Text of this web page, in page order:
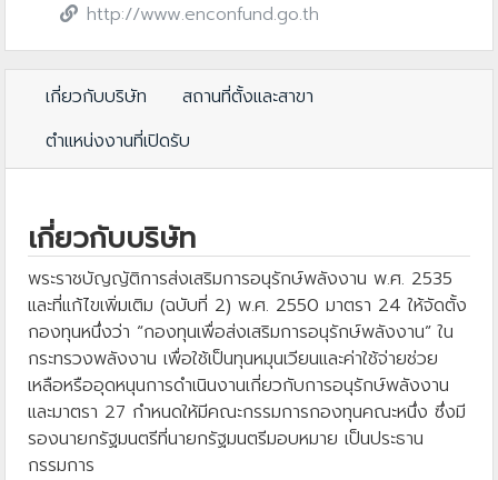
http://www.enconfund.go.th
เกี่ยวกับบริษัท
สถานที่ตั้งและสาขา
ตำแหน่งงานที่เปิดรับ
เกี่ยวกับบริษัท
พระราชบัญญัติการส่งเสริมการอนุรักษ์พลังงาน พ.ศ. 2535
และที่แก้ไขเพิ่มเติม (ฉบับที่ 2) พ.ศ. 2550 มาตรา 24 ให้จัดตั้ง
กองทุนหนึ่งว่า “กองทุนเพื่อส่งเสริมการอนุรักษ์พลังงาน” ใน
กระทรวงพลังงาน เพื่อใช้เป็นทุนหมุนเวียนและค่าใช้จ่ายช่วย
เหลือหรืออุดหนุนการดำเนินงานเกี่ยวกับการอนุรักษ์พลังงาน
และมาตรา 27 กำหนดให้มีคณะกรรมการกองทุนคณะหนึ่ง ซึ่งมี
รองนายกรัฐมนตรีที่นายกรัฐมนตรีมอบหมาย เป็นประธาน
กรรมการ